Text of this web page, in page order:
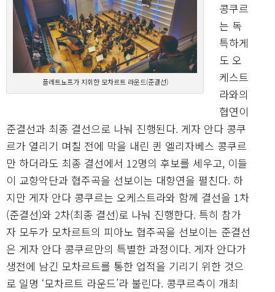
플레트뇨프가 지휘한 모차르트 라운드(준결선)
콩쿠르
는 독
특하게
도 오
케스트
라와의
협연이
준결선과 최종 결선으로 나눠 진행된다. 게자 안다 콩쿠
르가 열리기 며칠 전에 막을 내린 퀸 엘리자베스 콩쿠르
만 하더라도 최종 결선에서 12명의 후보를 세우고, 이들
이 교향악단과 협주곡을 선보이는 대향연을 펼친다. 하
지만 게자 안다 콩쿠르는 오케스트라와 함께 결선을 1차
(준결선)와 2차(최종 결선)로 나눠 진행한다. 특히 참가
자 모두가 모차르트의 피아노 협주곡을 선보이는 준결선
은 게자 안다 콩쿠르만의 특별한 과정이다. 게자 안다가
생전에 남긴 모차르트를 통한 업적을 기리기 위한 것으
로 일명 ‘모차르트 라운드’라 불린다. 콩쿠르측이 개최